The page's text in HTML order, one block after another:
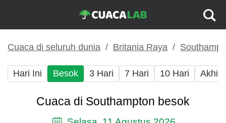
Cuaca di seluruh dunia Britania Raya
Hari Ini Besok 3 Hari 7 Hari 10 Hari Akhir
Cuaca di Southampton besok